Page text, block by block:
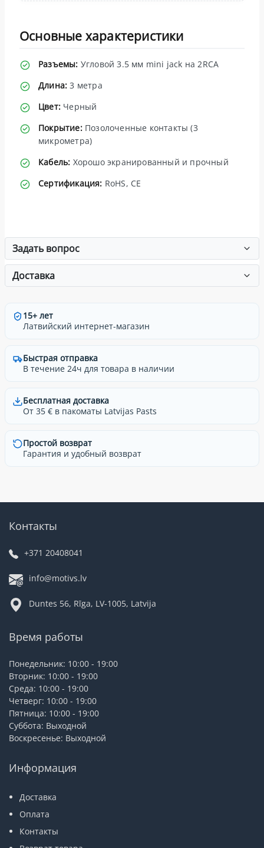
Основные характеристики
Разъемы: Угловой 3.5 мм mini jack на 2RCA
Длина: 3 метра
Цвет: Черный
Покрытие:Позолоченные контакты (3
микрометра)
Кабель: Хорошо экранированный и прочный
Сертификация: RoHS, CE
Задать вопрос
Доставка
15+ лет
Латвийский интернет-магазин
Быстрая отправка
В течение 24ч для товара в наличии
Бесплатная доставка
От 35 € в пакоматы Latvijas Pasts
Простой возврат
Гарантия и удобный возврат
Контакты
+371 20408041
info@motivs.lv
Duntes 56, Rīga, LV-1005, Latvija
Время работы
Понедельник: 10:00 - 19:00
Вторник: 10:00 - 19:00
Среда: 10:00 - 19:00
Четверг: 10:00 - 19:00
Пятница: 10:00 - 19:00
Суббота: Выходной
Воскресенье: Выходной
Информация
Доставка
Оплата
Контакты